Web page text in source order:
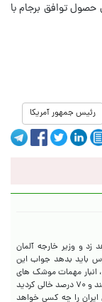
توافق برجام با
رئیس جمهور آمریکا
و وزیر خارجه آلمان
باید بدهد جواب این
مهمات موشک های
آمریکا اسراییل عربستان امارات را سه ماه سر مردم ایران ریختند و ۷۰ درصد خالی کردید
ایران را چه کسی خواهد